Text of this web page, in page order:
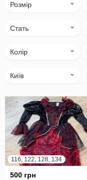
Розмір
Стать
Колір
Київ
116, 122, 128, 134
500 грн